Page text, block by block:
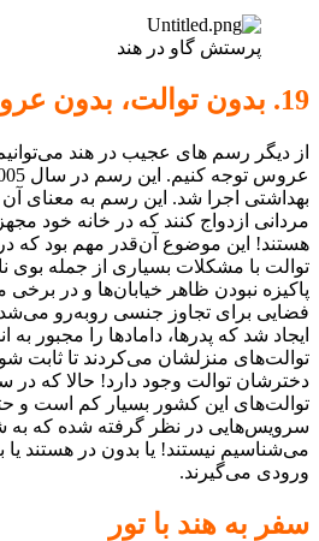
پرستش گاو در هند
19. بدون توالت، بدون عروس
از دیگر رسم های عجیب در هند
بهداشتی اجرا شد. این رسم به معنای
مردانی ازدواج کنند که در خانه خود
هستند! این موضوع آن‌قدر مهم بود که
توالت با مشکلات بسیاری از جمله بوی
پاکیزه نبودن ظاهر خیابان‌ها و در
ایجاد شد که پدرها، دامادها را مجبور
توالت‌های منزلشان می‌کردند تا ثابت
توالت‌های این کشور بسیار کم است و
سرویس‌هایی در نظر گرفته شده که به
می‌شناسیم نیستند! یا بدون در هستند
ورودی می‌گیرند.
سفر به هند با تور